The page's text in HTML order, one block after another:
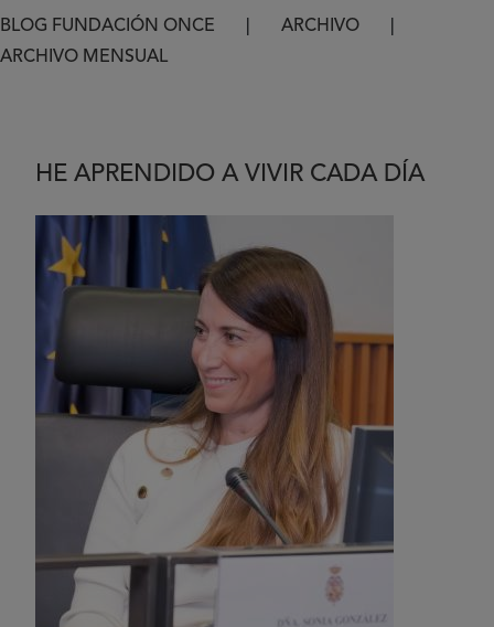
Ruta de navegación
BLOG FUNDACIÓN ONCE
ARCHIVO
ARCHIVO MENSUAL
HE APRENDIDO A VIVIR CADA DÍA